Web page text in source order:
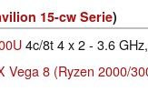
15-cw Serie)
4c/8t 4 x 2 - 3.6
Vega 8 (Ryzen 2000/